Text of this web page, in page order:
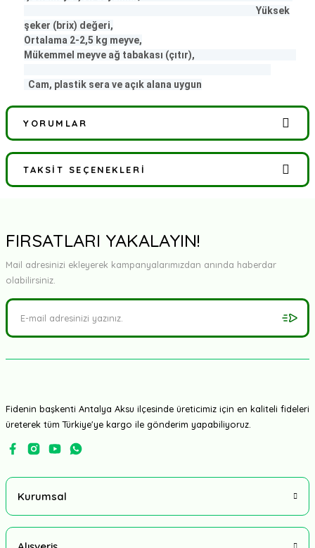
Yüksek
şeker (brix) değeri,
Ortalama 2-2,5 kg meyve,
Mükemmel meyve ağ tabakası (çıtır),
Cam, plastik sera ve açık alana uygun
YORUMLAR
Bu ürüne ilk yorumu siz yapın!
TAKSIT SEÇENEKLERI
FIRSATLARI YAKALAYIN!
Mail adresinizi ekleyerek kampanyalarımızdan anında haberdar
olabilirsiniz.
Fidenin başkenti Antalya Aksu ilçesinde üreticimiz için en kaliteli fideleri
üreterek tüm Türkiye'ye kargo ile gönderim yapabiliyoruz.
Kurumsal